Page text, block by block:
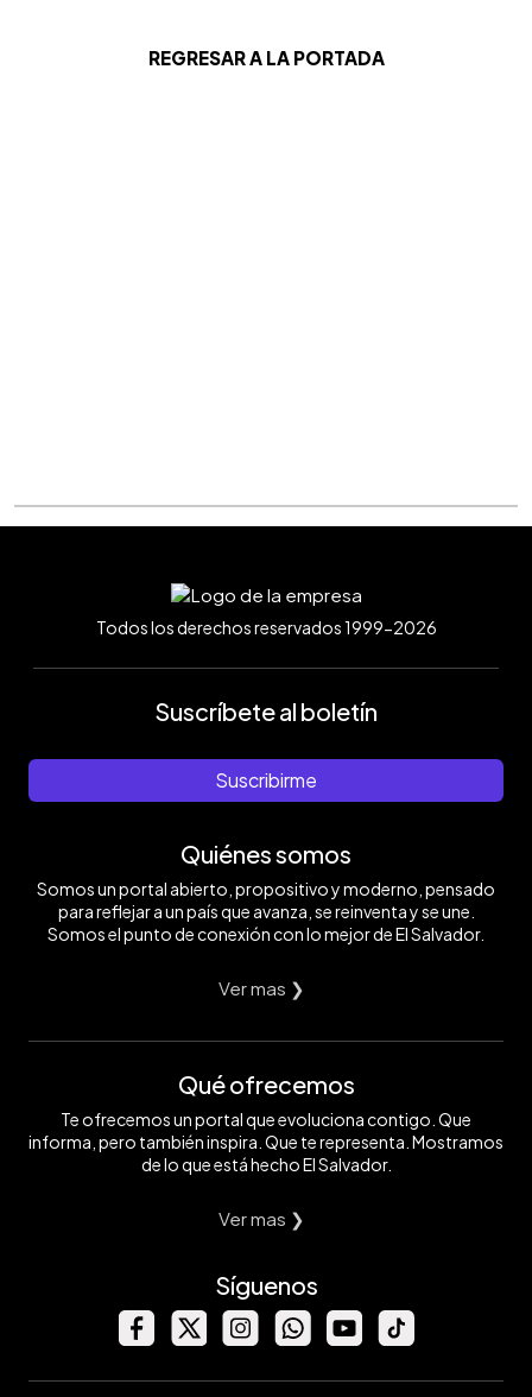
REGRESAR A LA PORTADA
Todos los derechos reservados 1999-2026
Suscríbete al boletín
Suscribirme
Quiénes somos
Somos un portal abierto, propositivo y moderno, pensado
para reflejar a un país que avanza, se reinventa y se une.
Somos el punto de conexión con lo mejor de El Salvador.
Ver mas ❯
Qué ofrecemos
Te ofrecemos un portal que evoluciona contigo. Que
informa, pero también inspira. Que te representa. Mostramos
de lo que está hecho El Salvador.
Ver mas ❯
Síguenos